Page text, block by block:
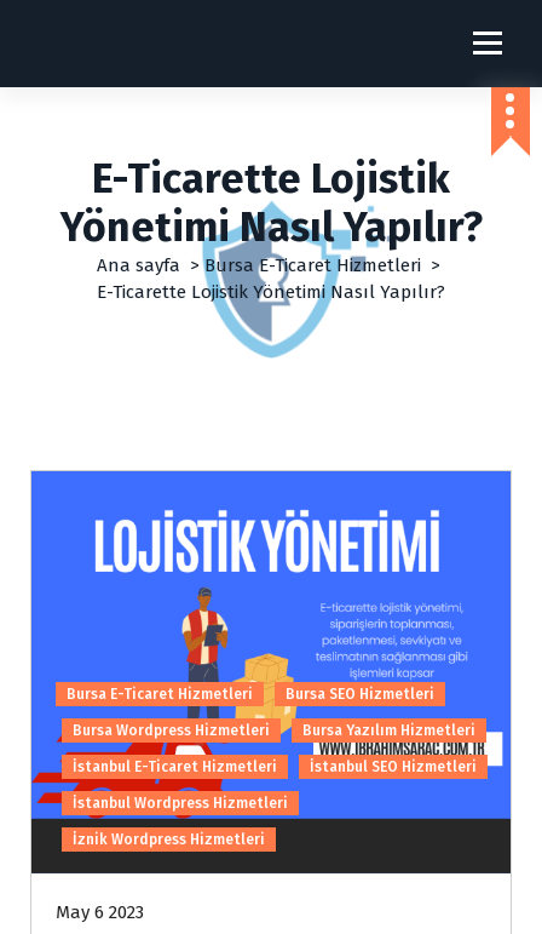
r
İbrahim Sarac Web Çözümleri
E-Ticarette Lojistik
Yönetimi Nasıl Yapılır?
Ana sayfa >Bursa E-Ticaret Hizmetleri >
E-Ticarette Lojistik Yönetimi Nasıl Yapılır?
Bursa E-Ticaret Hizmetleri Bursa SEO Hizmetleri
Bursa Wordpress Hizmetleri Bursa Yazılım Hizmetleri
İstanbul E-Ticaret Hizmetleri İstanbul SEO Hizmetleri
İstanbul Wordpress Hizmetleri
İznik Wordpress Hizmetleri
May 6 2023